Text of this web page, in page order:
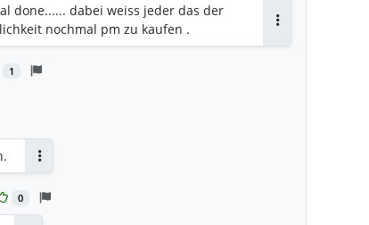
done...... dabei weiss jeder das der
nochmal pm zu kaufen .
1
0